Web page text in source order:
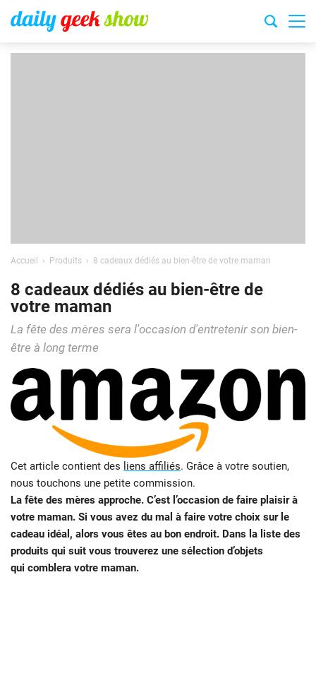
Accueil Produits 8 cadeaux dédiés au bien-être de votre maman
8 cadeaux dédiés au bien-être de
votre maman
La fête des mères sera l'occasion d'entretenir son bien-
être à long terme
Cet article contient des liens affiliés. Grâce à votre soutien,
nous touchons une petite commission.
La fête des mères approche. C’est l’occasion de faire plaisir à
votre maman. Si vous avez du mal à faire votre choix sur le
cadeau idéal, alors vous êtes au bon endroit. Dans la liste des
produits qui suit vous trouverez une sélection d’objets
qui comblera votre maman.